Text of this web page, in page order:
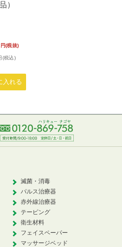
）
円(税抜)
(税込)
入れる
滅菌・消毒
パルス治療器
赤外線治療器
テーピング
衛生材料
フェイスペーパー
マッサージベッド